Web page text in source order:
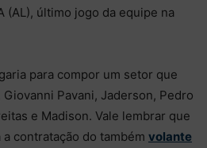
(AL), último jogo da equipe na
para compor um setor que
Pavani, Jaderson, Pedro
e Madison. Vale lembrar que
contratação do também volante